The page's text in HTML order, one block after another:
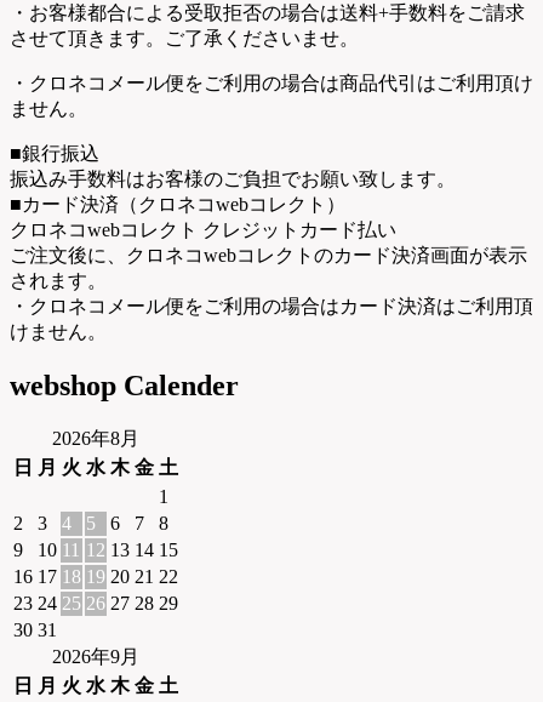
・お客様都合による受取拒否の場合は送料+手数料をご請求
させて頂きます。ご了承くださいませ。
・クロネコメール便をご利用の場合は商品代引はご利用頂け
ません。
■銀行振込
振込み手数料はお客様のご負担でお願い致します。
■カード決済（クロネコwebコレクト）
クロネコwebコレクト クレジットカード払い
ご注文後に、クロネコwebコレクトのカード決済画面が表示
されます。
・クロネコメール便をご利用の場合はカード決済はご利用頂
けません。
webshop Calender
2026年8月
日
月 火 水 木 金 土
1
2
3 4 5 6 7
8
9
10 11 12 13 14 15
16 17 18 19 20 21 22
23 24 25 26 27 28 29
30 31
2026年9月
日
月 火 水 木 金 土